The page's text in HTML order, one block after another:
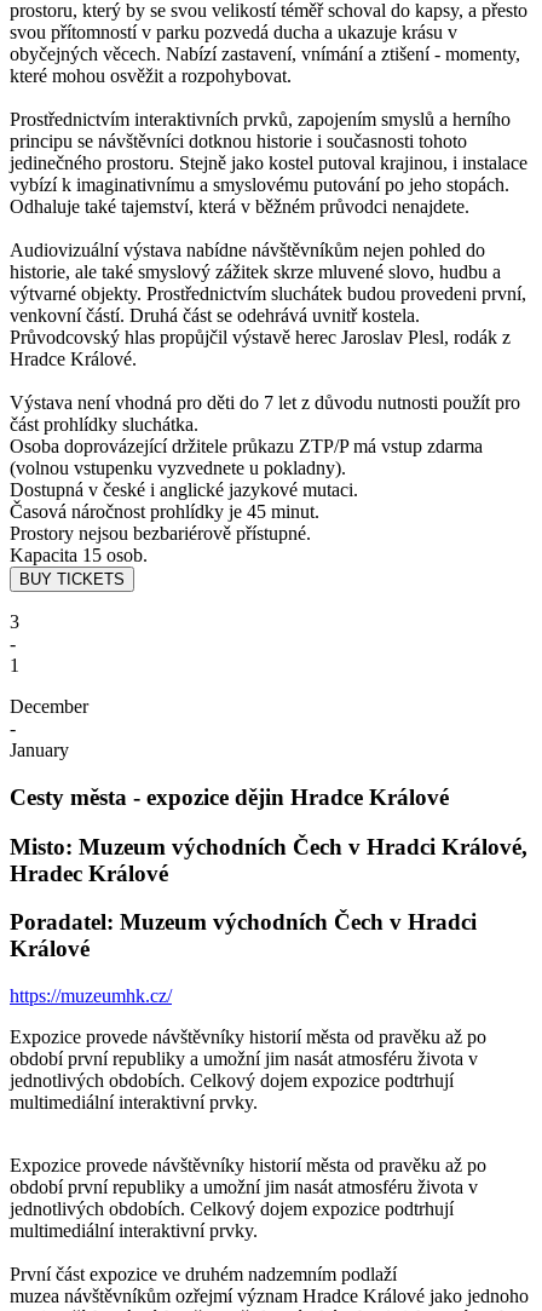
prostoru, který by se svou velikostí téměř schoval do kapsy, a přesto
svou přítomností v parku pozvedá ducha a ukazuje krásu v
obyčejných věcech. Nabízí zastavení, vnímání a ztišení - momenty,
které mohou osvěžit a rozpohybovat.
Prostřednictvím interaktivních prvků, zapojením smyslů a herního
principu se návštěvníci dotknou historie i současnosti tohoto
jedinečného prostoru. Stejně jako kostel putoval krajinou, i instalace
vybízí k imaginativnímu a smyslovému putování po jeho stopách.
Odhaluje také tajemství, která v běžném průvodci nenajdete.
Audiovizuální výstava nabídne návštěvníkům nejen pohled do
historie, ale také smyslový zážitek skrze mluvené slovo, hudbu a
výtvarné objekty. Prostřednictvím sluchátek budou provedeni první,
venkovní částí. Druhá část se odehrává uvnitř kostela.
Průvodcovský hlas propůjčil výstavě herec Jaroslav Plesl, rodák z
Hradce Králové.
Výstava není vhodná pro děti do 7 let z důvodu nutnosti použít pro
část prohlídky sluchátka.
Osoba doprovázející držitele průkazu ZTP/P má vstup zdarma
(volnou vstupenku vyzvednete u pokladny).
Dostupná v české i anglické jazykové mutaci.
Časová náročnost prohlídky je 45 minut.
Prostory nejsou bezbariérově přístupné.
Kapacita 15 osob.
3
-
1
December
-
January
Cesty města - expozice dějin Hradce Králové
Misto: Muzeum východních Čech v Hradci Králové,
Hradec Králové
Poradatel: Muzeum východních Čech v Hradci
Králové
https://muzeumhk.cz/
Expozice provede návštěvníky historií města od pravěku až po
období první republiky a umožní jim nasát atmosféru života v
jednotlivých obdobích. Celkový dojem expozice podtrhují
multimediální interaktivní prvky.
Expozice provede návštěvníky historií města od pravěku až po
období první republiky a umožní jim nasát atmosféru života v
jednotlivých obdobích. Celkový dojem expozice podtrhují
multimediální interaktivní prvky.
První část expozice ve druhém nadzemním podlaží
muzea návštěvníkům ozřejmí význam Hradce Králové jako jednoho